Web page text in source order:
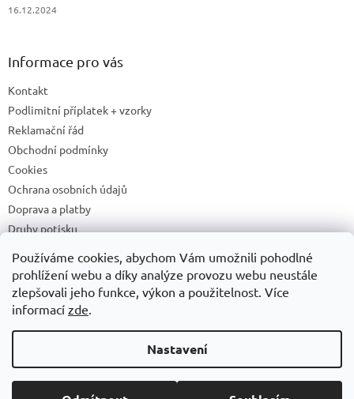
Používáme cookies, abychom Vám umožnili pohodlné
prohlížení webu a díky analýze provozu webu neustále
zlepšovali jeho funkce, výkon a použitelnost. Více
informací zde.
Nastavení
16.12.2024
Informace pro vás
Kontakt
Podlimitní příplatek + vzorky
Reklamační řád
Obchodní podmínky
Cookies
Ochrana osobních údajů
Doprava a platby
Druhy potisku
Recyklační příspěvky a zpětný odběr elektrozařízení/baterií
Copyright 2026ADONAI. Všechna práva vyhrazena.Upravit